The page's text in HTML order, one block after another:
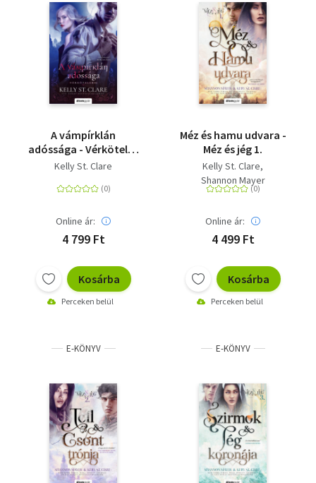
A vámpírklán
adóssága - Vérkötelék
2.
Kelly St. Clare
Online ár:
4 799 Ft
Kosárba
Perceken belül
Méz és hamu udvara -
Méz és jég 1.
Kelly St. Clare
Shannon Mayer
Online ár:
4 499 Ft
Kosárba
Perceken belül
E-KÖNYV E-KÖNYV